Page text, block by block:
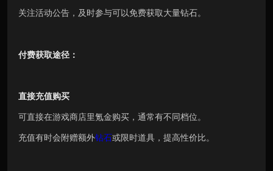
关注活动公告，及时参与可以免费获取大量钻石。
付费获取途径：
直接充值购买
可直接在游戏商店里氪金购买，通常有不同档位。
充值有时会附赠额外钻石或限时道具，提高性价比。